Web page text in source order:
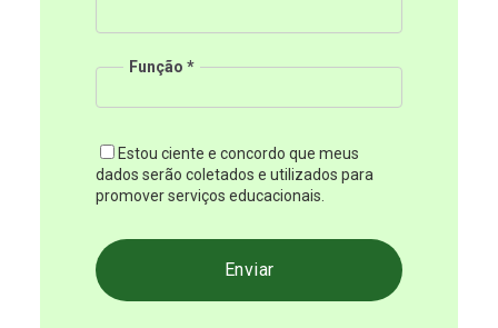
Função
Estou ciente e concordo que meus
dados serão coletados e utilizados para
promover serviços educacionais.
Enviar